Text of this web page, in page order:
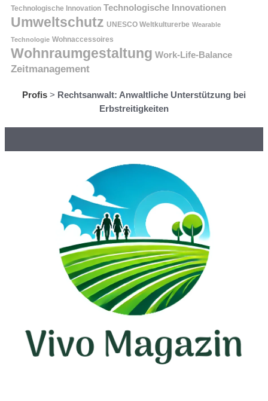
Technologische Innovation Technologische Innovationen
Umweltschutz UNESCO Weltkulturerbe Wearable
Technologie Wohnaccessoires
Wohnraumgestaltung Work-Life-Balance
Zeitmanagement
Profis > Rechtsanwalt: Anwaltliche Unterstützung bei
Erbstreitigkeiten